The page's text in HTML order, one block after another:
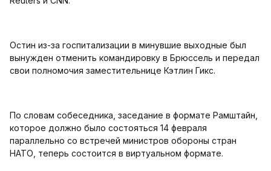
Остин из-за госпитализации в минувшие выходные был
вынужден отменить командировку в Брюссель и передал
свои полномочия заместительнице Кэтлин Гикс.
По словам собеседника, заседание в формате Рамштайн,
которое должно было состояться 14 февраля
параллельно со встречей министров обороны стран
НАТО, теперь состоится в виртуальном формате.